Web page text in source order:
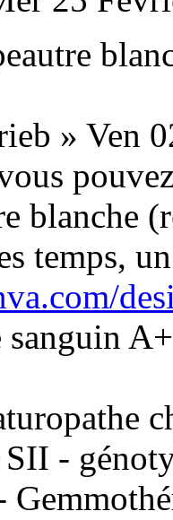
» Ven
blanche
temps,
sanguin
-